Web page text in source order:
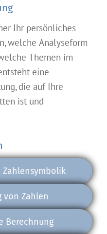
Ihr persönliches
welche Analyseform
Themen im
eine
die auf Ihre
ist und
Zahlensymbolik
von Zahlen
Berechnung